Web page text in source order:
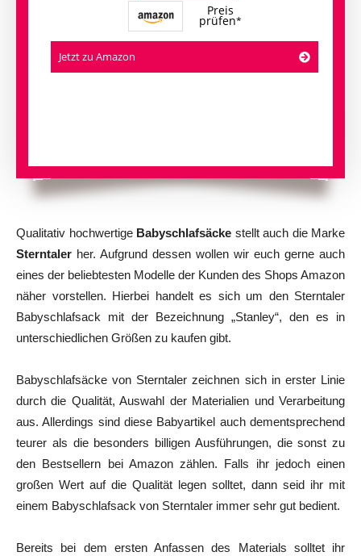
Preis
prüfen
Jetzt zu Amazon
Qualitativ hochwertige Babyschlafsäcke stellt auch die Marke
Sterntaler her. Aufgrund dessen wollen wir euch gerne auch
eines der beliebtesten Modelle der Kunden des Shops Amazon
näher vorstellen. Hierbei handelt es sich um den Sterntaler
Babyschlafsack mit der Bezeichnung „Stanley“, den es in
unterschiedlichen Größen zu kaufen gibt.
Babyschlafsäcke von Sterntaler zeichnen sich in erster Linie
durch die Qualität, Auswahl der Materialien und Verarbeitung
aus. Allerdings sind diese Babyartikel auch dementsprechend
teurer als die besonders billigen Ausführungen, die sonst zu
den Bestsellern bei Amazon zählen. Falls ihr jedoch einen
großen Wert auf die Qualität legen solltet, dann seid ihr mit
einem Babyschlafsack von Sterntaler immer sehr gut bedient.
Bereits bei dem ersten Anfassen des Materials solltet ihr